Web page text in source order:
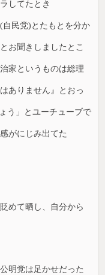
してたとき
自民党)とたもとを分か
お聞きしましたとこ
家というものは総理
ありません』とおっ
う」とユーチューブで
がにじみ出てた
めて晒し、自分から
明党は足かせだった